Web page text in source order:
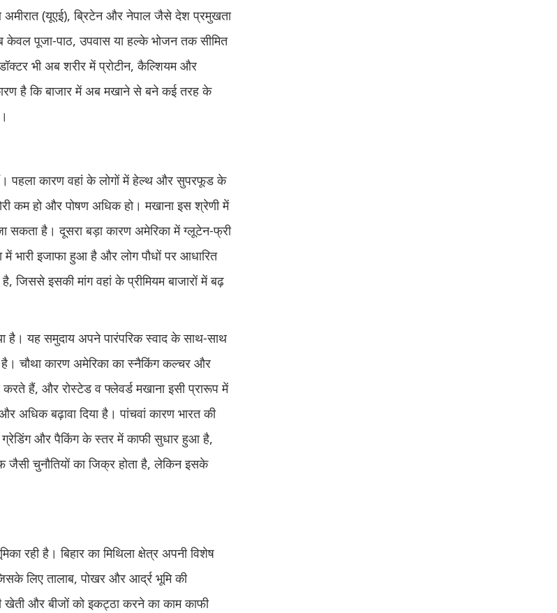
अमीरात (यूएई), ब्रिटेन और नेपाल जैसे देश प्रमुखता
पूजा-पाठ, उपवास या हल्के भोजन तक सीमित
भी अब शरीर में प्रोटीन, कैल्शियम और
है कि बाजार में अब मखाने से बने कई तरह के
पहला कारण वहां के लोगों में हेल्थ और सुपरफूड के
कम हो और पोषण अधिक हो। मखाना इस श्रेणी में
है। दूसरा बड़ा कारण अमेरिका में ग्लूटेन-फ्री
भारी इजाफा हुआ है और लोग पौधों पर आधारित
जिससे इसकी मांग वहां के प्रीमियम बाजारों में बढ़
है। यह समुदाय अपने पारंपरिक स्वाद के साथ-साथ
चौथा कारण अमेरिका का स्नैकिंग कल्चर और
हैं, और रोस्टेड व फ्लेवर्ड मखाना इसी प्रारूप में
बढ़ावा दिया है। पांचवां कारण भारत की
ग्रेडिंग और पैकिंग के स्तर में काफी सुधार हुआ है,
जैसी चुनौतियों का जिक्र होता है, लेकिन इसके
रही है। बिहार का मिथिला क्षेत्र अपनी विशेष
लिए तालाब, पोखर और आर्द्र भूमि की
खेती और बीजों को इकट्ठा करने का काम काफी